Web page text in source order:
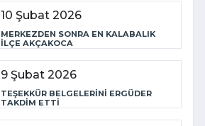
10 Şubat 2026
MERKEZDEN SONRA EN KALABALIK
İLÇE AKÇAKOCA
9 Şubat 2026
TEŞEKKÜR BELGELERİNİ ERGÜDER
TAKDİM ETTİ